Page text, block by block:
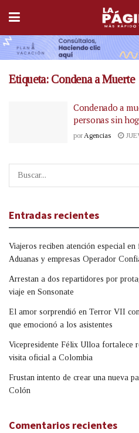
Etiqueta: Condena a Muerte
Condenado a
personas sin
por Agencias
Entradas recientes
Viajeros reciben atención especial
Aduanas y empresas Operador
Arrestan a dos repartidores por
viaje en Sonsonate
El amor sorprendió en Terror VII
que emocionó a los asistentes
Vicepresidente Félix Ulloa fortalece
visita oficial a Colombia
Frustan intento de crear una nueva
Colón
Comentarios recientes